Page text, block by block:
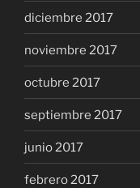
diciembre 2017
noviembre 2017
octubre 2017
septiembre 2017
junio 2017
febrero 2017